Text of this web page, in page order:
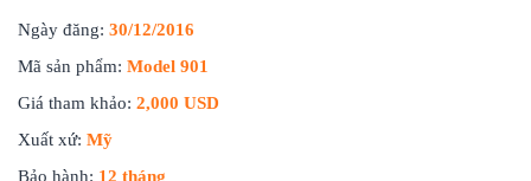
Ngày đăng: 30/12/2016
Mã sản phẩm: Model 901
Giá tham khảo: 2,000 USD
Xuất xứ: Mỹ
Bảo hành: 12 tháng